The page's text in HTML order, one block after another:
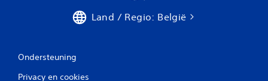
Land / Regio: België
Ondersteuning
Privacy en cookies